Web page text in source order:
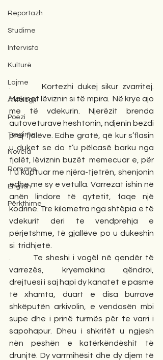
Reportazh
Studime
Intervista
Kulturë
Lajme
Antologji
Poezi
Tregime
Novela
Romane
English
Përkthime
.        Kortezhi dukej sikur zvarritej.
Makinat lëviznin si të mpira.  Në krye ajo
me të vdekurin. Njerëzit brenda
autoveturave heshtonin, ndjenin bezdi
prej fjalëve. Edhe gratë, që kur s’flasin
u duket se do t’u pëlcasë barku nga
fjalët, lëviznin buzët  memecuar e, për
t’u kuptuar me njëra-tjetrën, shenjonin
edhe me sy e vetulla. Varrezat ishin në
anën lindore të qytetit, faqe një
kodrine. Tre kilometra nga shtëpia e të
vdekurit deri te vendprehja e
përjetshme, të gjallëve po u dukeshin
si  tridhjetë.
.       Te sheshi i vogël në qendër të
varrezës, kryemakina qëndroi,
drejtuesi i saj hapi dy kanatet e pasme
të xhamta, duart e disa burrave
shkëputën arkivolin, e vendosën mbi
supe dhe i prinë turmës për te varri i
sapohapur. Dheu i shkrifët u ngjesh
nën peshën e katërkëndëshit të
drunjtë. Dy varrmihësit dhe dy djem të